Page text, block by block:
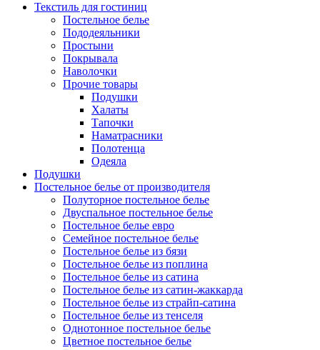
Текстиль для гостиниц
Постельное белье
Пододеяльники
Простыни
Покрывала
Наволочки
Прочие товары
Подушки
Халаты
Тапочки
Наматрасники
Полотенца
Одеяла
Подушки
Постельное белье от производителя
Полуторное постельное белье
Двуспальное постельное белье
Постельное белье евро
Семейное постельное белье
Постельное белье из бязи
Постельное белье из поплина
Постельное белье из сатина
Постельное белье из сатин-жаккарда
Постельное белье из страйп-сатина
Постельное белье из тенселя
Однотонное постельное белье
Цветное постельное белье